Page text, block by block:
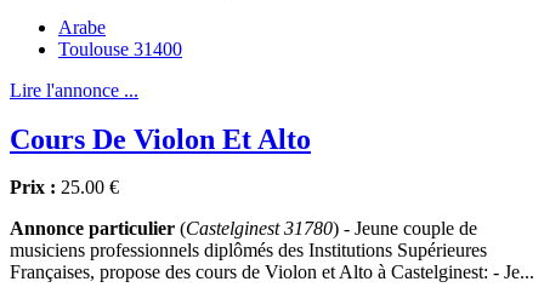
Arabe
Toulouse 31400
Lire l'annonce ...
Cours De Violon Et Alto
Prix : 25.00 €
Annonce particulier (Castelginest 31780) - Jeune couple de
musiciens professionnels diplômés des Institutions Supérieures
Françaises, propose des cours de Violon et Alto à Castelginest: - Je...